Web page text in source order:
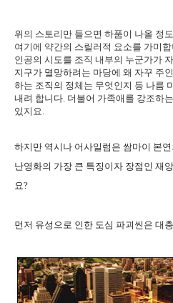
위의 스토리만 들으면 하품이 나올 정
여기에 약간의 스릴러적 요소를 가미
인공의 시도를 조직 내부의 누군가가
지구가 멸망하려는 마당에 왜 자꾸 주
하는 조직의 정체는 무엇인지 등 나름
내려 합니다. 더불어 가족애를 강조하
있지요.
하지만 역시나 어사일럼은 쌈마이 본
난영화의 가장 큰 특징이자 장점인 재
요?
먼저 유성으로 인한 도심 파괴씬은 대